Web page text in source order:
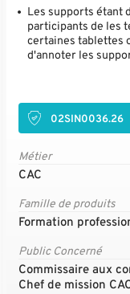
Les supports étant
participants de les
certaines tablettes
d'annoter les
02SIN0036.26
Métier
CAC
Famille de produits
Formation
Public Concerné
Commissaire aux
Chef de mission